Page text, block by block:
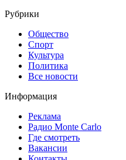
Рубрики
Общество
Спорт
Культура
Политика
Все новости
Информация
Реклама
Радио Monte Carlo
Где смотреть
Вакансии